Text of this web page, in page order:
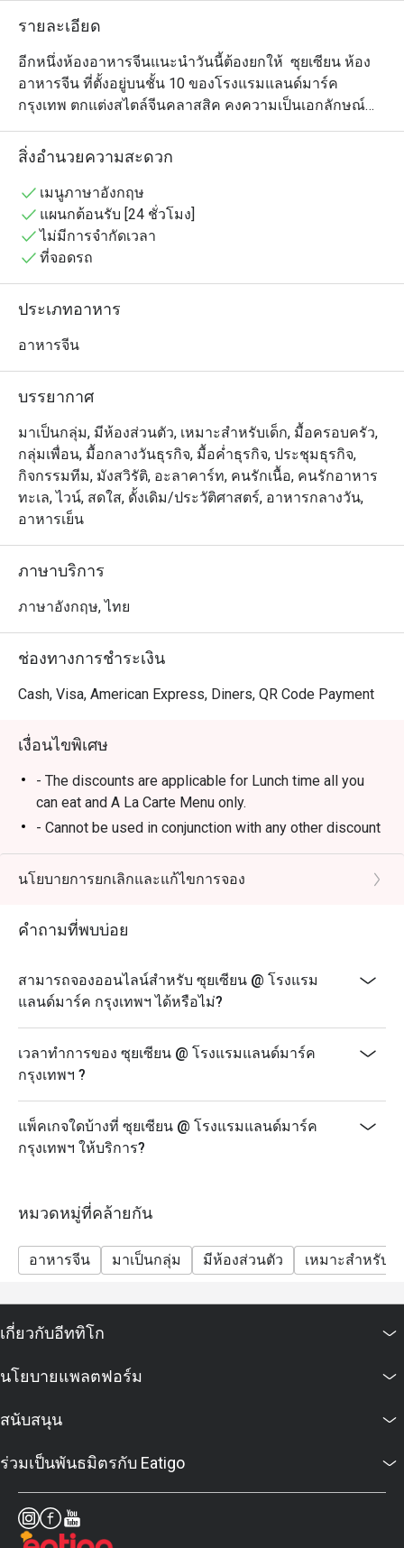
รายละเอียด
อีกหนึ่งห้องอาหารจีนแนะนำวันนี้ต้องยกให้  ซุยเซียน ห้อง
อาหารจีน ที่ตั้งอยู่บนชั้น 10 ของโรงแรมแลนด์มาร์ค
กรุงเทพ ตกแต่งสไตล์จีนคลาสสิค คงความเป็นเอกลักษณ์
ของร้านอาหารจีนคลาสิคผสมผสานความเรียบง่ายแต่
หรูหรา ให้คุณได้อิ่มอร่อยกับเมนูอาหารจีนจานเด็ดอย่าง
ติ่มซำที่มีให้คุณเลือกสรรกว่า 40 เมนู ไม่ว่าจะเป็น ขนมจีบ
กุ้งหยก, เกี๊ยวหูฉลาม, ซี่โครงหมูนึ่งเต้าซี่, ฮะเก๋ากุ้ง, ลูกชิ้นกุ้ง
ผักโสภณ, ซุปเสฉวนทะเล,ซุปเยื่อไผ่, ฟองเต้าหู้ทอด, ข้าว
เหนียวทอด, เผือกทอด,ก๋วยเตี๋ยวหลอดไส้รวม ปิดท้ายด้วย
ใจ หากใครที่อยากจะมาลองทานอาหารที่นี่ละก็เดินทางมา
รถไฟฟ้านานา ถนนสุขุมวิท (ส่วนลดสำหรับค่าอาหาร
水仙楼，位于曼谷龙马大酒店十楼的中餐厅，曼谷僅有独
特的纯中式古典装修广东菜餐厅。大门入口处，红砖绿
瓦，近三米高的和田青玉塔配以墙的上栩栩如生的红漆金
龙和以水仙楼为题的对联墨宝，古雅悠然。大厅中的福绿
寿三星喜迎各位贵客光临水仙楼中餐厅。八间典
雅装修的贵宾用餐厅房配以中式园林设计，亭台楼角，古
旧的菜式，將中国古代的特色展览无遗。水仙楼独有的松
茸虫草花炖鱼翅汤，三葱極品酱左鲈鱼煲，樱花虾酱炒鹅
肝带子，上汤湄南虾竹昇面，风味缽缽鸡，养生山珍野菌
สิ่งอำนวยความสะดวก
เมนูภาษาอังกฤษ
แผนกต้อนรับ [24 ชั่วโมง]
ไม่มีการจำกัดเวลา
ที่จอดรถ
ประเภทอาหาร
อาหารจีน
บรรยากาศ
มาเป็นกลุ่ม, มีห้องส่วนตัว, เหมาะสำหรับเด็ก, มื้อครอบครัว,
กลุ่มเพื่อน, มื้อกลางวันธุรกิจ, มื้อค่ำธุรกิจ, ประชุมธุรกิจ,
กิจกรรมทีม, มังสวิรัติ, อะลาคาร์ท, คนรักเนื้อ, คนรักอาหาร
ทะเล, ไวน์, สดใส, ดั้งเดิม/ประวัติศาสตร์, อาหารกลางวัน,
อาหารเย็น
ภาษาบริการ
ภาษาอังกฤษ, ไทย
ช่องทางการชำระเงิน
Cash, Visa, American Express, Diners, QR Code Payment
เงื่อนไขพิเศษ
- The discounts are applicable for Lunch time all you
can eat and A La Carte Menu only.
- Cannot be used in conjunction with any other discount
or promotion.
- For more information please contact the restaurant
- The management reserves the right to amend terms &
Q: What type of cuisine does Sui Sian @ The Landmark
Bangkok offer?
A: The restaurant specializes in refined Cantonese and
classic Chinese cuisine.
A: Peking Duck, Braised Fish Maw with Crab Sauce, and
Xiao Long Bao.
dining atmosphere.
A: It is located on Level 10 of The Landmark Bangkok,
directly connected to BTS Nana.
นโยบายการยกเลิกและแก้ไขการจอง
คำถามที่พบบ่อย
สามารถจองออนไลน์สำหรับ ซุยเซียน @ โรงแรม
แลนด์มาร์ค กรุงเทพฯ ได้หรือไม่?
เวลาทำการของ ซุยเซียน @ โรงแรมแลนด์มาร์ค
กรุงเทพฯ ?
แพ็คเกจใดบ้างที่ ซุยเซียน @ โรงแรมแลนด์มาร์ค
กรุงเทพฯ ให้บริการ?
หมวดหมู่ที่คล้ายกัน
อาหารจีน มาเป็นกลุ่ม มีห้องส่วนตัว เหมาะสำหรับเ
เกี่ยวกับอีททิโก
นโยบายแพลตฟอร์ม
สนับสนุน
ร่วมเป็นพันธมิตรกับ Eatigo